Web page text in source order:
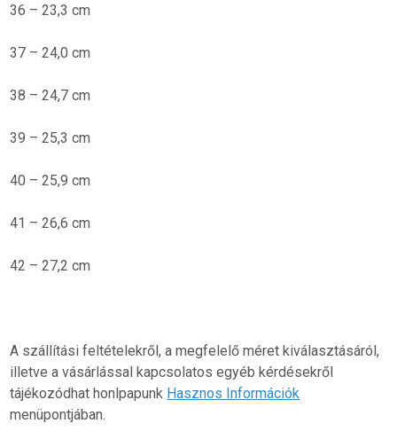
36 – 23,3 cm
37 – 24,0 cm
38 – 24,7 cm
39 – 25,3 cm
40 – 25,9 cm
41 – 26,6 cm
42 – 27,2 cm
A szállítási feltételekről, a megfelelő méret kiválasztásáról,
illetve a vásárlással kapcsolatos egyéb kérdésekről
tájékozódhat honlpapunk Hasznos Információk
menüpontjában.